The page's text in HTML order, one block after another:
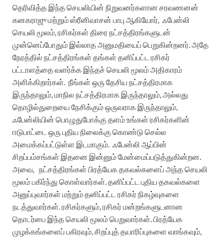
தெரிவித்த இந்த செயலியின் நிறுவனர்களான சரவணனன்
கனகராஜு மற்றும் ஸ்ரீனிவாசன் பாபு ஆகியோர், ஃபேன்லி
செயலி மூலம், ரசிகர்கள் திரை நட்சத்திரங்களுடன்
முன்னெப்போதும் இல்லாத அனுமதியைப் பெறுகின்றனர். அதே
நேரத்தில் நட்சத்திரங்கள் தங்கள் தனிப்பட்ட ரசிகர்
பட்டாளத்தை வளர்க்க இந்தச் செயலி மூலம் அதிகாரம்
அளிக்கிறார்கள். நீங்கள் ஒரு தேசிய நட்சத்திரமாக
இருந்தாலும், மாநில நட்சத்திரமாக இருந்தாலும், அல்லது
தொழில்துறையை நேசிக்கும் ஒருவராக இருந்தாலும்,
ஃபேன்லியின் பொழுதுபோக்கு தளம் உங்கள் ரசிகர்களின்
ஈடுபாட்டை ஒரு புதிய நிலைக்கு கொண்டு செல்ல
அமைக்கப்பட்டுள்ள இடமாகும். ஃபேன்லி ஆப்பின்
சிறப்பம்சங்கள் இதனை இன்னும் மேன்மைப்படுத்துகின்றன.
அவை,
நட்சத்திரங்கள் பிரத்யேக தகவல்களைப் அந்த செயலி
மூலம் பகிர்ந்து கொள்வார்கள். தனிப்பட்ட புதிய தகவல்களை
அனுப்புவார்கள் மற்றும் தனிப்பட்ட ரசிகர் நிகழ்வுகளை
நடத்துவார்கள். ரசிகர்களும், ரசிகர் மன்றங்களுடனான
தொடர்பை இந்த செயலி மூலம் பெறுவார்கள். பிரத்யேக
முழக்கங்களைப் பகிரவும், சிறப்புத் தயாரிப்புகளை வாங்கவும்,